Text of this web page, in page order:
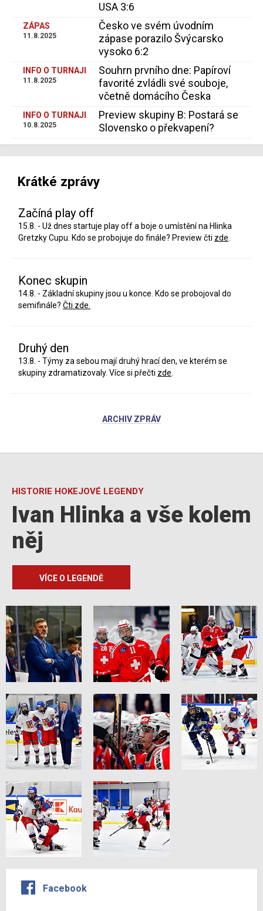
USA 3:6
ZÁPAS
11.8.2025
Česko ve svém úvodním
zápase porazilo Švýcarsko
vysoko 6:2
INFO O TURNAJI
11.8.2025
Souhrn prvního dne: Papíroví
favorité zvládli své souboje,
včetně domácího Česka
INFO O TURNAJI
10.8.2025
Preview skupiny B: Postará se
Slovensko o překvapení?
Krátké zprávy
Začíná play off
15.8. - Už dnes startuje play off a boje o umístění na Hlinka
Gretzky Cupu. Kdo se probojuje do finále? Preview čti zde.
Konec skupin
14.8. - Základní skupiny jsou u konce. Kdo se probojoval do
semifinále? Čti zde.
Druhý den
13.8. - Týmy za sebou mají druhý hrací den, ve kterém se
skupiny zdramatizovaly. Více si přečti zde.
ARCHIV ZPRÁV
HISTORIE HOKEJOVÉ LEGENDY
Ivan Hlinka a vše kolem
něj
VÍCE O LEGENDĚ
Facebook